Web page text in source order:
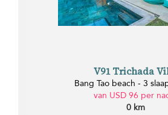
V91 Trichada
Bang Tao beach - 3
van USD 96 per
0 km